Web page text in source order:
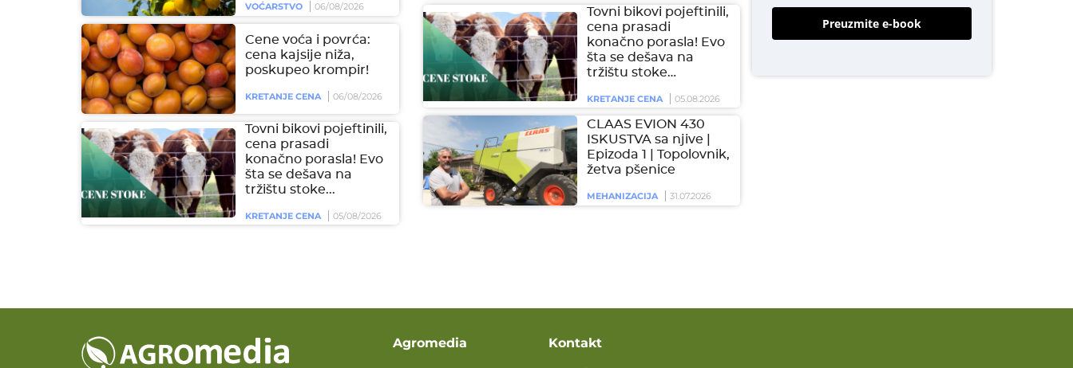
VOĆARSTVO 06/08/2026
Cene voća i povrća:
cena kajsije niža,
poskupeo krompir!
KRETANJE CENA 06/08/2026
Tovni bikovi pojeftinili,
cena prasadi
konačno porasla! Evo
šta se dešava na
tržištu stoke...
KRETANJE CENA 05/08/2026
Tovni bikovi pojeftinili,
cena prasadi
konačno porasla! Evo
šta se dešava na
tržištu stoke…
KRETANJE CENA 05.08.2026
CLAAS EVION 430
ISKUSTVA sa njive |
Epizoda 1 | Topolovnik,
žetva pšenice
MEHANIZACIJA 31.07.2026
Preuzmite e-book
Agromedia
Kontakt